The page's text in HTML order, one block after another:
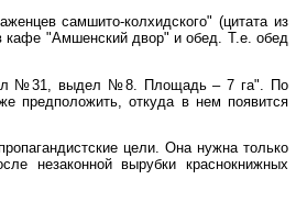
самшито-колхидского" (цитата из
кафе "Амшенский двор" и обед. Т.е. обед
№31, выдел №8. Площадь – 7 га". По
предположить, откуда в нем появится
цели. Она нужна только
незаконной вырубки краснокнижных